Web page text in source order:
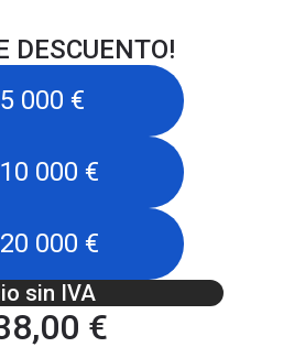
DESCUENTO!
5 000 €
10 000 €
20 000 €
sin IVA
€